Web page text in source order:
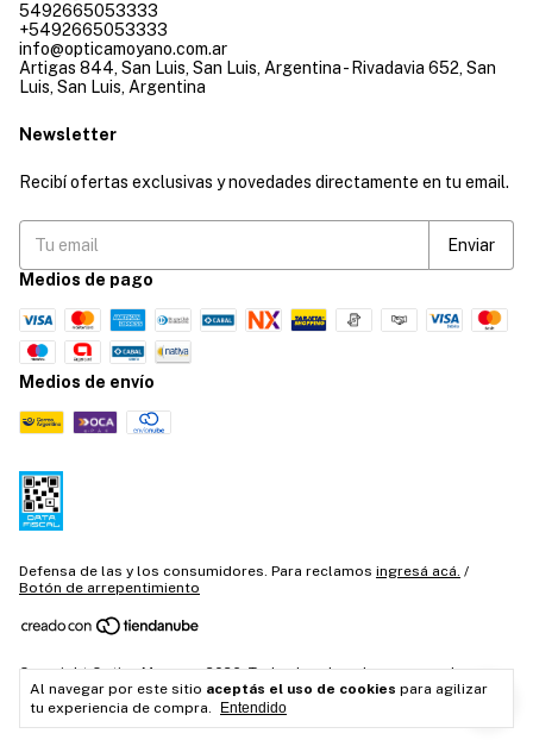
Al navegar por este sitio aceptás el uso de cookies para agilizar
tu experiencia de compra.
Entendido
5492665053333
+5492665053333
info@opticamoyano.com.ar
Artigas 844, San Luis, San Luis, Argentina - Rivadavia 652, San
Luis, San Luis, Argentina
Newsletter
Recibí ofertas exclusivas y novedades directamente en tu email.
Medios de pago
Medios de envío
Defensa de las y los consumidores. Para reclamos ingresá acá. /
Botón de arrepentimiento
Copyright Optica Moyano - 2026. Todos los derechos reservados.